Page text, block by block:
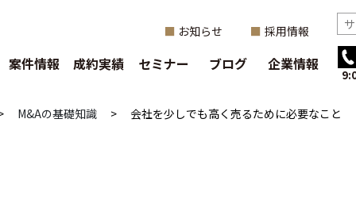
お知らせ 採用情報
案件情報 成約実績 セミナー ブログ 企業情報
M&Aの基礎知識 > 会社を少しでも高く売るために必要なこと